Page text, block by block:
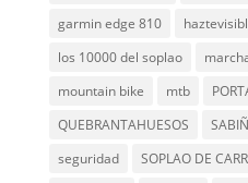
garmin edge 810
los 10000 del soplao
mountain bike
mtb
QUEBRANTAHUESOS
seguridad
SOPLAO DE